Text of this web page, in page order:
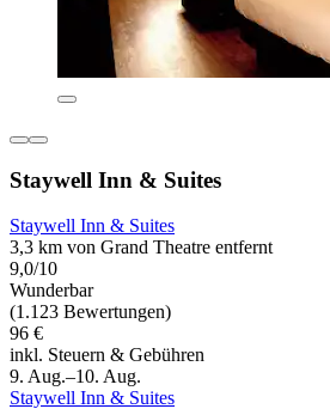
Staywell Inn & Suites
Staywell Inn & Suites
3,3 km von Grand Theatre entfernt
9,0/10
Wunderbar
(1.123 Bewertungen)
96 €
inkl. Steuern & Gebühren
9. Aug.–10. Aug.
Staywell Inn & Suites